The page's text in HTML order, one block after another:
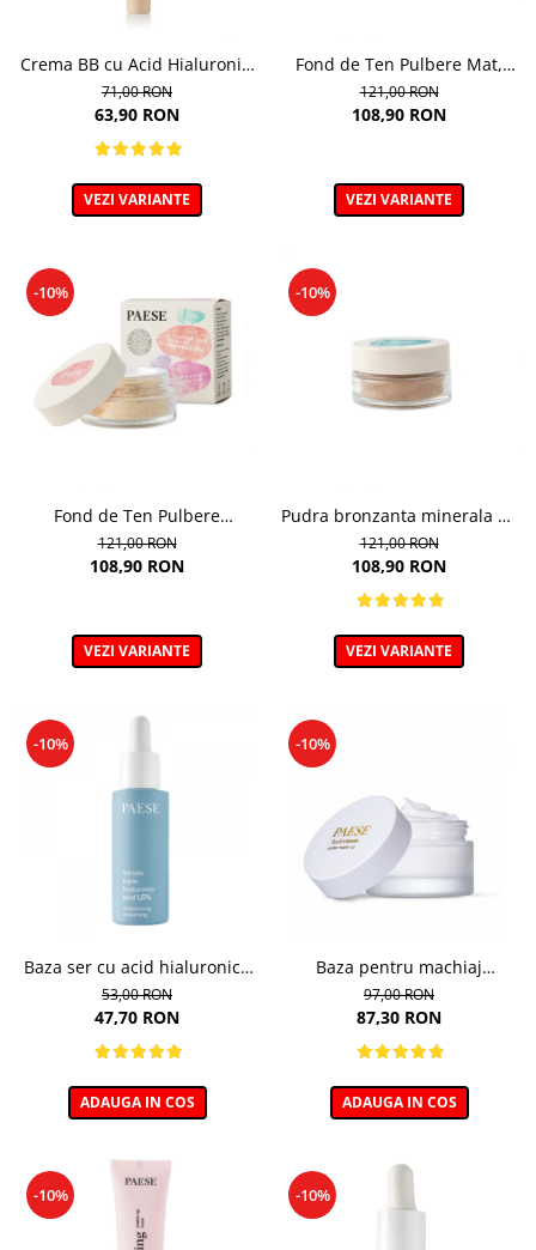
Crema BB cu Acid Hialuronic,
nuanta 03W NATURAL 30ml
71,00 RON
63,90 RON
VEZI VARIANTE
Fond de Ten Pulbere Mat,
nuanta 104W -7g
121,00 RON
108,90 RON
VEZI VARIANTE
-10%
Fond de Ten Pulbere
Iluminator 7g
121,00 RON
108,90 RON
VEZI VARIANTE
-10%
Pudra bronzanta minerala 6g
- 400N - Mineral Bronzer
121,00 RON
108,90 RON
VEZI VARIANTE
-10%
Baza ser cu acid hialuronic -
30ml
53,00 RON
47,70 RON
ADAUGA IN COS
-10%
Baza pentru machiaj
hidratanta - 30ml
97,00 RON
87,30 RON
ADAUGA IN COS
-10% -10%